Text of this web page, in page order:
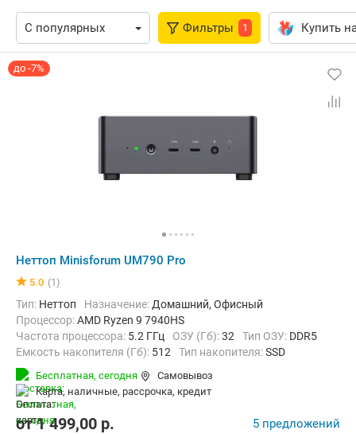
Фильтры 1 Купить
до -7%
Неттоп Minisforum UM790 Pro
5.0 (1)
Тип: Неттоп Назначение: Домашний, Офисный
Процессор:AMD Ryzen 9 7940HS
Частота процессора: 5.2 ГГц ОЗУ (Гб):32 Тип ОЗУ: DDR5
Емкость накопителя (Гб): 512 Тип накопителя:SSD
Видеоадаптер:
Операционная система: Windows 11
Бесплатная, сегодня
Самовывоз
карта, наличные, рассрочка, кредит
от1 499,00 p. 5 предложений